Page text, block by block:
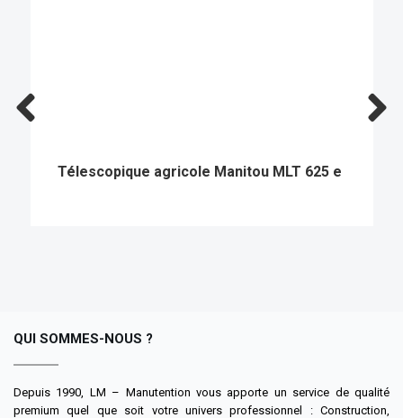
Télescopique agricole Manitou MLT 625 e
QUI SOMMES-NOUS ?
Depuis 1990, LM – Manutention vous apporte un service de qualité
premium quel que soit votre univers professionnel : Construction,